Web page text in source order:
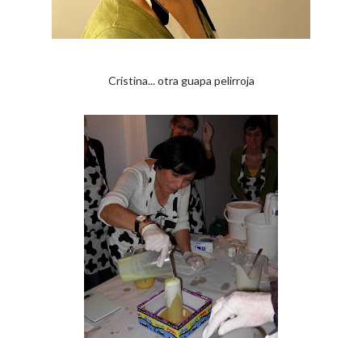
Cristina... otra guapa pelirroja